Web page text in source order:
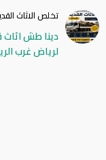
تخلص الاثاث
لرياض غرب